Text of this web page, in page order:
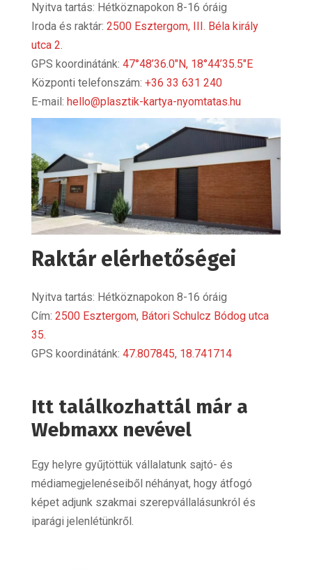
Nyitva tartás: Hétköznapokon 8-16 óráig
Iroda és raktár: 2500 Esztergom, III. Béla király
utca 2.
GPS koordinátánk: 47°48’36.0″N, 18°44’35.5″E
Központi telefonszám: +36 33 631 240
E-mail: hello@plasztik-kartya-nyomtatas.hu
Raktár elérhetőségei
Nyitva tartás: Hétköznapokon 8-16 óráig
Cím: 2500 Esztergom, Bátori Schulcz Bódog utca
35.
GPS koordinátánk: 47.807845, 18.741714
Itt találkozhattál már a
Webmaxx nevével
Egy helyre gyűjtöttük vállalatunk sajtó- és
médiamegjelenéseiből néhányat, hogy átfogó
képet adjunk szakmai szerepvállalásunkról és
iparági jelenlétünkről.